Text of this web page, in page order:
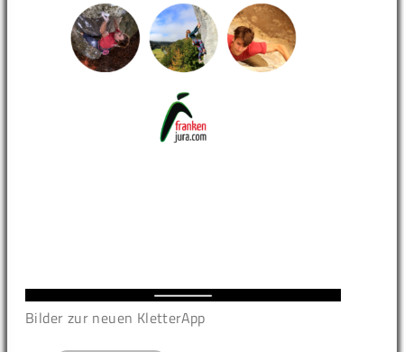
Bilder zur neuen KletterApp